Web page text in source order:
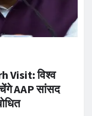
Visit: विश्व
AAP सांसद